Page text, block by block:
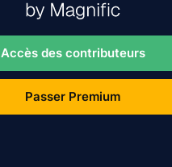
Accès des contributeurs
Passer Premium